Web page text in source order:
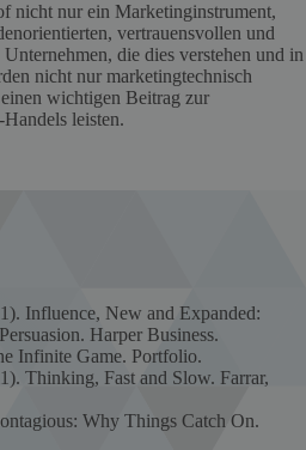
nicht nur ein Marketinginstrument,
vertrauensvollen und
die dies verstehen und in
nicht nur marketingtechnisch
wichtigen Beitrag zur
leisten.
Influence, New and Expanded:
Harper Business.
Infinite Game. Portfolio.
Thinking, Fast and Slow. Farrar,
Why Things Catch On.